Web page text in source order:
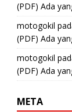
(PDF) Ada
motogokil
(PDF) Ada
motogokil
(PDF) Ada
META